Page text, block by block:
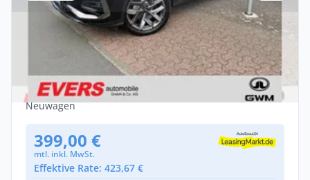
Privat & Gewerbe
GWM WEY 03 Premium *LED *Navi *SHZ
*2 Tonnen Anhängelast
Hybrid •Automatik •204 PS (150 kW)
Neuwagen
399,00 €
mtl. inkl. MwSt.
Effektive Rate: 423,67 €